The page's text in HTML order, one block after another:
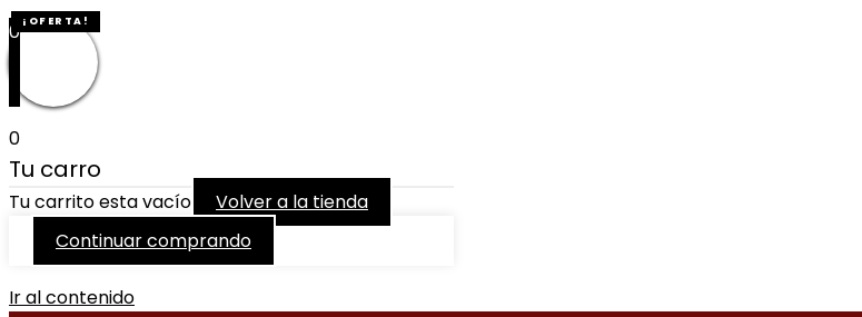
0
0
Tu carro
Tu carrito esta vacío
Volver a la tienda
Continuar comprando
Ir al contenido
¡OFERTA!